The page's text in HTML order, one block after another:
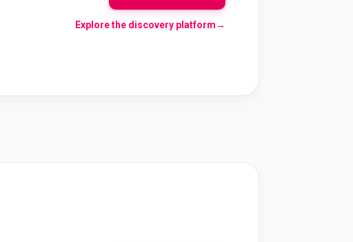
Explore the discovery platform→